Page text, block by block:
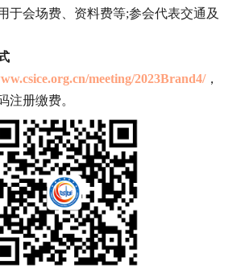
会场费、资料费等;参会代表交通及
meeting/2023Brand4/，
注册缴费。